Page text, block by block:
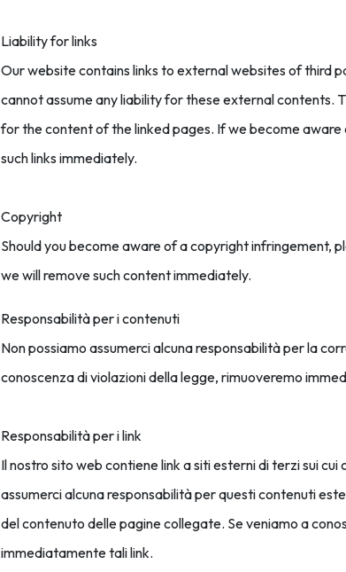
Liability for links
Our website contains links to external websites of third
cannot assume any liability for these external contents.
for the content of the linked pages. If we become
such links immediately.
Copyright
Should you become aware of a copyright infringement,
we will remove such content immediately.
Responsabilità per i contenuti
Non possiamo assumerci alcuna responsabilità per la
conoscenza di violazioni della legge, rimuoveremo
Responsabilità per i link
Il nostro sito web contiene link a siti esterni di terzi sui
assumerci alcuna responsabilità per questi contenuti
del contenuto delle pagine collegate. Se veniamo a
immediatamente tali link.